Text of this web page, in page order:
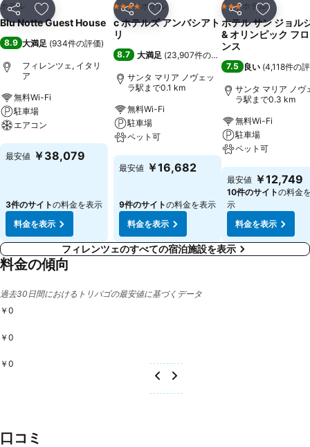
シェア お気に入りに追加
ホテル
Blu Notte Guest House
8.9 大満足 (934件の評価)
フィレンツェ, イタリ
ア
無料Wi-Fi
駐車場
エアコン
料金を表示
最安値 ￥38,079
3件のサイトの料金を表示
料金を表示
シェア お気に入りに追加
4 ホテルのランク
ホテル
c ホテルズ アンバシアト
リ
8.7 大満足 (23,907件の評価
サンタ マリア ノヴェッ
ラ駅まで0.1 km
無料Wi-Fi
駐車場
ペット可
料金を表示
最安値 ￥16,682
9件のサイトの料金を表示
料金を表示
シェア お気に入
3 ホテルのランク
ホテル
ホテル サン ジョル
& オリンピック フ
ンス
7.5 良い (4,118件の
サンタ マリア ノヴ
ラ駅まで0.3 km
無料Wi-Fi
駐車場
ペット可
料金を表示
最安値 ￥12,749
10件のサイトの料金
示
料金を表示
フィレンツェのすべての宿泊施設を表示
料金の傾向
過去30日間におけるトリバゴの最安値に基づくデータ
￥0
￥0
￥0
口コミ